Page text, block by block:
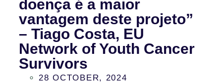
doença é a maior
vantagem deste projeto”
– Tiago Costa, EU
Network of Youth Cancer
Survivors
28 OCTOBER, 2024